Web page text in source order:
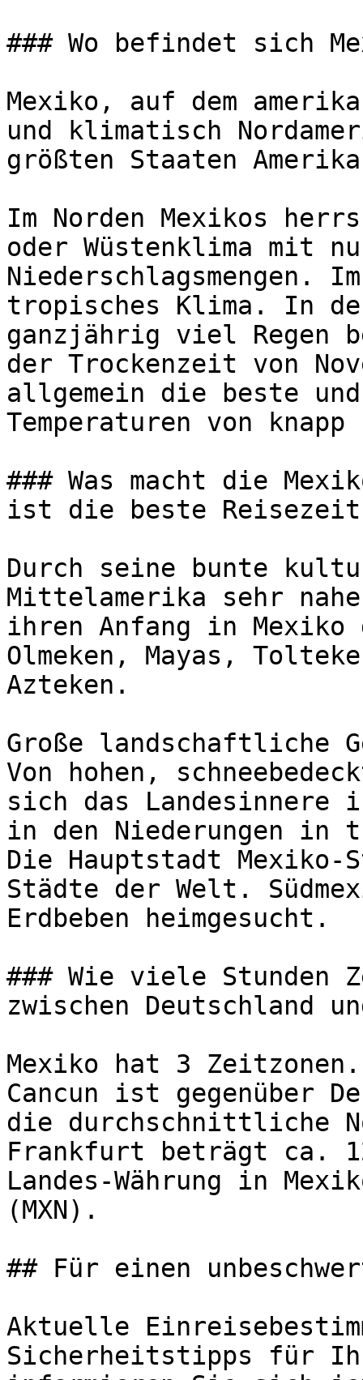
### Wo befindet sich
Mexiko, auf dem
und klimatisch
größten Staaten
Im Norden Mexikos
oder Wüstenklima mit
Niederschlagsmengen.
tropisches Klima. In
ganzjährig viel Regen
der Trockenzeit von
allgemein die beste
Temperaturen von
### Was macht die
ist die beste Reisezeit
Durch seine bunte
Mittelamerika sehr
ihren Anfang in Mexiko
Olmeken, Mayas,
Azteken.
Große landschaftliche
Von hohen,
sich das Landesinnere
in den Niederungen in
Die Hauptstadt
Städte der Welt.
Erdbeben heimgesucht.
### Wie viele Stunden
zwischen Deutschland
Mexiko hat 3
Cancun ist gegenüber
die durchschnittliche
Frankfurt beträgt ca.
Landes-Währung in
(MXN).
## Für einen
Aktuelle
Sicherheitstipps für